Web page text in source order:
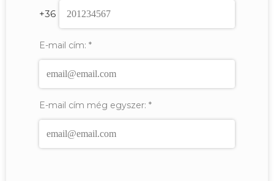
+36
E-mail cím: *
E-mail cím még egyszer: *